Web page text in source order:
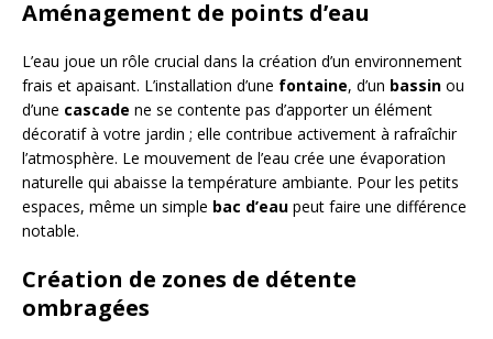
Aménagement de points d’eau
L’eau joue un rôle crucial dans la création d’un environnement
frais et apaisant. L’installation d’une fontaine, d’un bassin ou
d’une cascade ne se contente pas d’apporter un élément
décoratif à votre jardin ; elle contribue activement à rafraîchir
l’atmosphère. Le mouvement de l’eau crée une évaporation
naturelle qui abaisse la température ambiante. Pour les petits
espaces, même un simple bac d’eau peut faire une différence
notable.
Création de zones de détente
ombragées